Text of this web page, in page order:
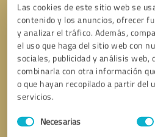
Las cookies de este sitio web se
contenido y los anuncios, ofrecer
y analizar el tráfico. Además,
el uso que haga del sitio web con
sociales, publicidad y análisis web,
combinarla con otra información
o que hayan recopilado a partir del
servicios.
Selección
de
Necesarias